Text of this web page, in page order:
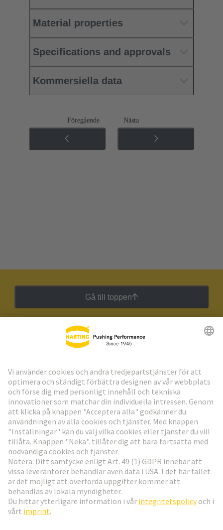
Material properties
Specifications and approvals
Kommersiella data
Föregående Nästa
Gå till toppen
HARTING:s nyhetsbrev
Gå till registrering
Social Media
Sverige